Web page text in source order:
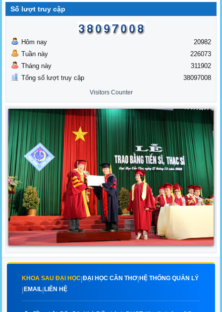
Số lượt truy cập
Hôm nay
Tuần này
Tháng này
Tổng số lượt truy cập
20982
226073
311902
38097008
Visitors Counter
KHOA SAU ĐẠI HỌC |ĐẠI HỌC CẦN THƠ|HỆ THỐNG QUẢN LÝ
|EMAIL |LIÊN HỆ